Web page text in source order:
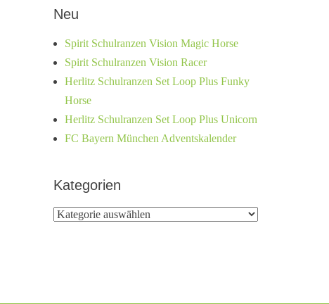
Neu
Spirit Schulranzen Vision Magic Horse
Spirit Schulranzen Vision Racer
Herlitz Schulranzen Set Loop Plus Funky
Horse
Herlitz Schulranzen Set Loop Plus Unicorn
FC Bayern München Adventskalender
Kategorien
Kategorien